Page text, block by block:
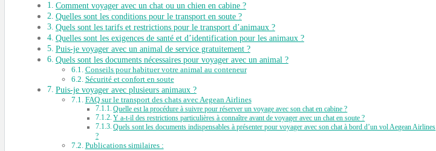
Comment voyager avec un chat ou un chien en cabine ?
Quelles sont les conditions pour le transport en soute ?
Quels sont les tarifs et restrictions pour le transport d’animaux ?
Quelles sont les exigences de santé et d’identification pour les animaux ?
Puis-je voyager avec un animal de service gratuitement ?
Quels sont les documents nécessaires pour voyager avec un animal ?
Conseils pour habituer votre animal au conteneur
Sécurité et confort en soute
Puis-je voyager avec plusieurs animaux ?
FAQ sur le transport des chats avec Aegean Airlines
Quelle est la procédure à suivre pour réserver un voyage avec son chat en cabine ?
Y a-t-il des restrictions particulières à connaître avant de voyager avec un chat en soute ?
Quels sont les documents indispensables à présenter pour voyager avec son chat à bord d’un vol Aegean Airlines
?
Publications similaires :